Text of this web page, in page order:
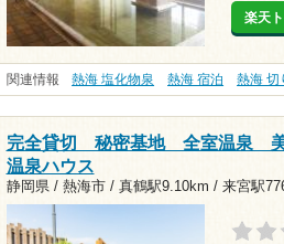
楽天
関連情報 熱海 塩化物泉 熱海 宿泊 熱海 切
完全貸切 秘密基地 全室温泉
温泉ハウス
静岡県 / 熱海市 / 真鶴駅9.10km / 来宮駅